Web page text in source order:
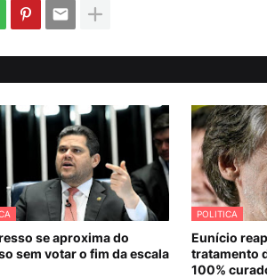
se aproxima do
sem votar o fim da escala
POLITICA
Eunício
tratamento
100%